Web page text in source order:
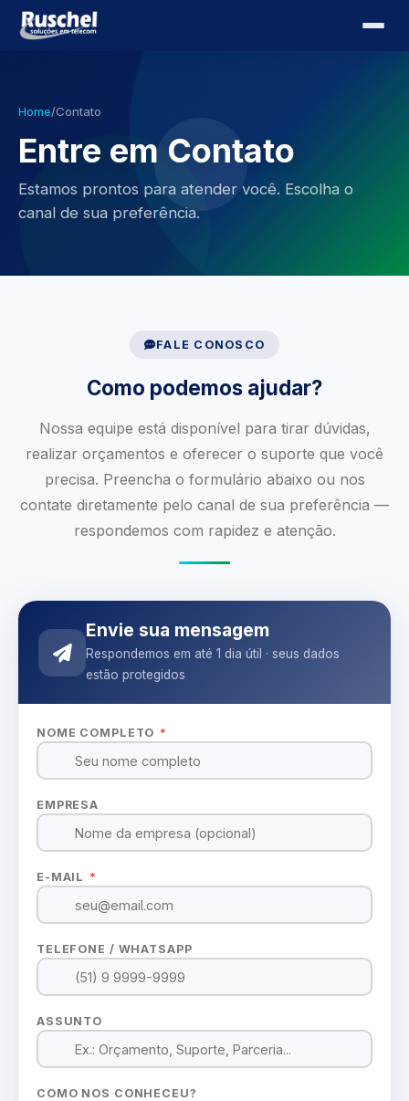
Home/Contato
Entre em Contato
Estamos prontos para atender você. Escolha o
canal de sua preferência.
FALE CONOSCO
Como podemos ajudar?
Nossa equipe está disponível para tirar dúvidas,
realizar orçamentos e oferecer o suporte que você
precisa. Preencha o formulário abaixo ou nos
contate diretamente pelo canal de sua preferência —
respondemos com rapidez e atenção.
Envie sua mensagem
Respondemos em até 1 dia útil · seus dados
estão protegidos
NOME COMPLETO *
EMPRESA
E-MAIL *
TELEFONE / WHATSAPP
ASSUNTO
COMO NOS CONHECEU?